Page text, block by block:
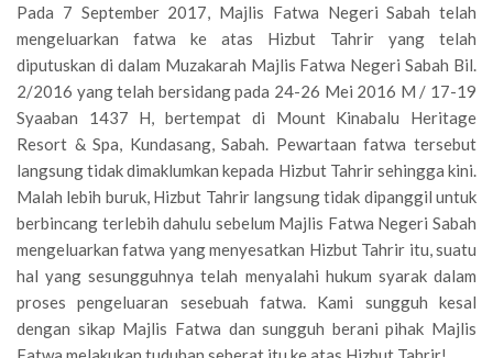
Pada 7 September 2017, Majlis Fatwa Negeri Sabah telah
mengeluarkan fatwa ke atas Hizbut Tahrir yang telah
diputuskan di dalam Muzakarah Majlis Fatwa Negeri Sabah Bil.
2/2016 yang telah bersidang pada 24-26 Mei 2016 M / 17-19
Syaaban 1437 H, bertempat di Mount Kinabalu Heritage
Resort & Spa, Kundasang, Sabah. Pewartaan fatwa tersebut
langsung tidak dimaklumkan kepada Hizbut Tahrir sehingga kini.
Malah lebih buruk, Hizbut Tahrir langsung tidak dipanggil untuk
berbincang terlebih dahulu sebelum Majlis Fatwa Negeri Sabah
mengeluarkan fatwa yang menyesatkan Hizbut Tahrir itu, suatu
hal yang sesungguhnya telah menyalahi hukum syarak dalam
proses pengeluaran sesebuah fatwa. Kami sungguh kesal
dengan sikap Majlis Fatwa dan sungguh berani pihak Majlis